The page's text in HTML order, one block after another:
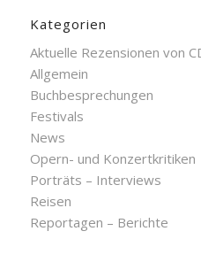
Kategorien
Aktuelle Rezensionen von
Allgemein
Buchbesprechungen
Festivals
News
Opern- und Konzertkritiken
Porträts – Interviews
Reisen
Reportagen – Berichte